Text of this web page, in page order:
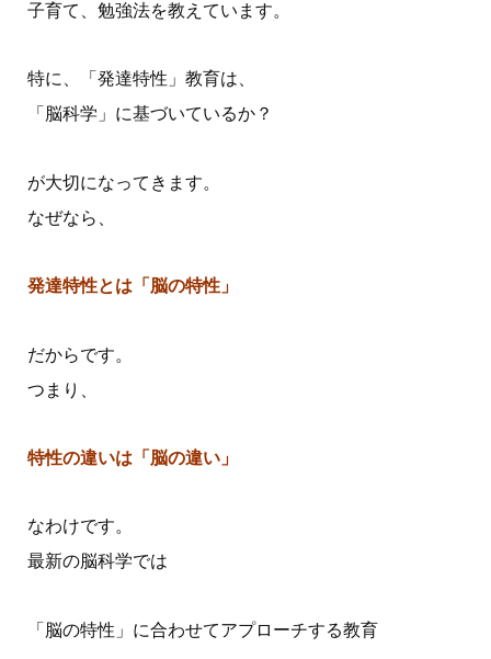
子育て、勉強法を教えています。
特に、「発達特性」教育は、
「脳科学」に基づいているか？
が大切になってきます。
なぜなら、
発達特性とは「脳の特性」
だからです。
つまり、
特性の違いは「脳の違い」
なわけです。
最新の脳科学では
「脳の特性」に合わせてアプローチする教育